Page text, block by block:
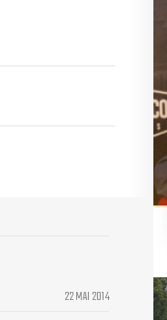
22 MAI 2014